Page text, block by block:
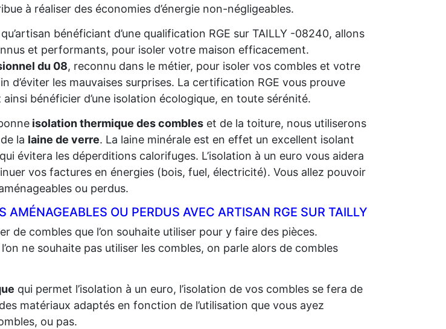
à réaliser des économies d’énergie non-négligeables.
bénéficiant d’une qualification RGE sur TAILLY -08240, allons
et performants, pour isoler votre maison efficacement.
du 08, reconnu dans le métier, pour isoler vos combles et votre
d’éviter les mauvaises surprises. La certification RGE vous prouve
bénéficier d’une isolation écologique, en toute sérénité.
isolation thermique des combles et de la toiture, nous utiliserons
la laine de verre. La laine minérale est en effet un excellent isolant
évitera les déperditions calorifuges. L’isolation à un euro vous aidera
vos factures en énergies (bois, fuel, électricité). Vous allez pouvoir
ou perdus.
AMÉNAGEABLES OU PERDUS AVEC ARTISAN RGE SUR TAILLY
de combles que l’on souhaite utiliser pour y faire des pièces.
ne souhaite pas utiliser les combles, on parle alors de combles
qui permet l’isolation à un euro, l’isolation de vos combles se fera de
matériaux adaptés en fonction de l’utilisation que vous ayez
ou pas.